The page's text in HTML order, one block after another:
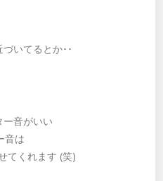
いてるとか･･
音がいい
音は
てくれます (笑)